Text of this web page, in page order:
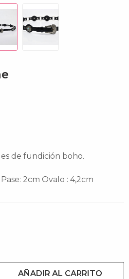
de fundición boho.
2cm Ovalo : 4,2cm
AÑADIR AL CARRITO